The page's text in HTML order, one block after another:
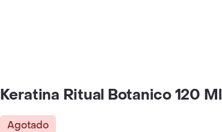
Keratina Ritual Botanico 120 Ml
Agotado